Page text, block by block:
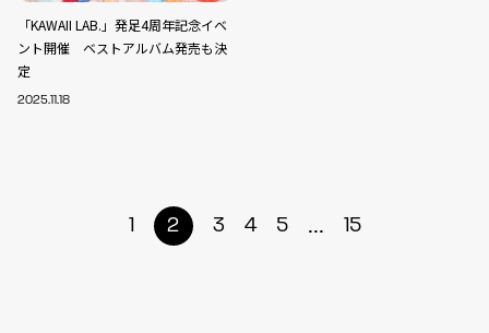
「KAWAII LAB.」発足4周年記念イベ
ント開催 ベストアルバム発売も決
定
2025.11.18
1 2 3 4 5 ... 15